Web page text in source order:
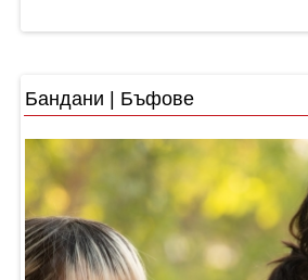
Бандани | Бъфове